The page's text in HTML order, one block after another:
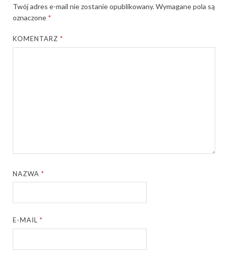
Twój adres e-mail nie zostanie opublikowany.Wymagane pola są
oznaczone *
KOMENTARZ*
NAZWA*
E-MAIL*